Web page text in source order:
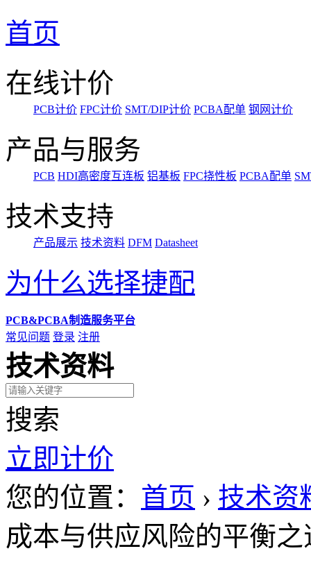
首页
在线计价
PCB计价 FPC计价 SMT/DIP计价 PCBA配单 钢网计价
产品与服务
PCB HDI高密度互连板 铝基板 FPC挠性板 PCBA配单
技术支持
产品展示 技术资料 DFM Datasheet
为什么选择捷配
PCB&PCBA制造服务平台
常见问题 登录 注册
技术资料
搜索
立即计价
您的位置： 首页 › 技术资
成本与供应风险的平衡之